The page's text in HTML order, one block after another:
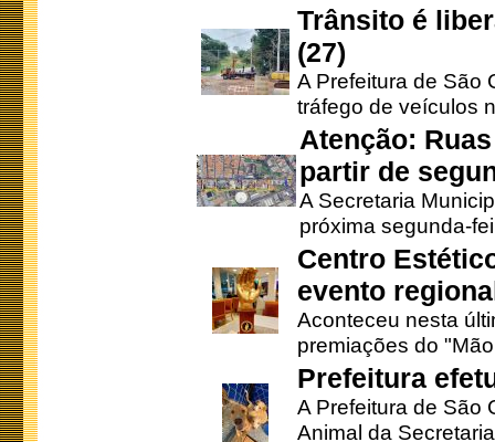
Trânsito é
(27)
A Prefeitura de São
tráfego de veículos
Atenção:
partir de
A Secretaria
próxima segunda-
Centro
evento
Aconteceu nesta
premiações do
Prefeitura
A Prefeitura de São
Animal da